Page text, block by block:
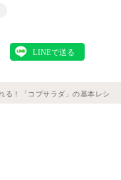
る！「コブサラダ」の基本レシピ